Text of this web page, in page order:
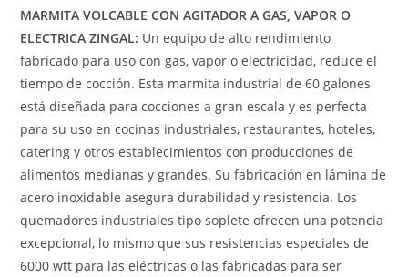
MARMITA VOLCABLE CON AGITADOR A GAS, VAPOR O
ELECTRICA ZINGAL: Un equipo de alto rendimiento
fabricado para uso con gas, vapor o electricidad, reduce el
tiempo de cocción. Esta marmita industrial de 60 galones
está diseñada para cocciones a gran escala y es perfecta
para su uso en cocinas industriales, restaurantes, hoteles,
catering y otros establecimientos con producciones de
alimentos medianas y grandes. Su fabricación en lámina de
acero inoxidable asegura durabilidad y resistencia. Los
quemadores industriales tipo soplete ofrecen una potencia
excepcional, lo mismo que sus resistencias especiales de
6000 wtt para las eléctricas o las fabricadas para ser